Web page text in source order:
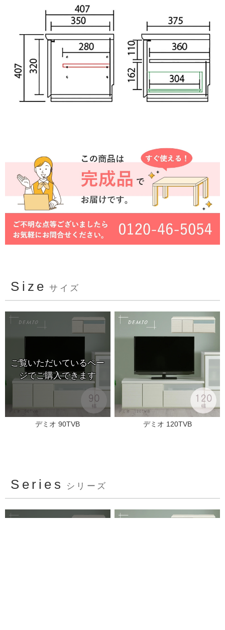
Size サイズ
デミオ 90TVB デミオ 120TVB
Series シリーズ